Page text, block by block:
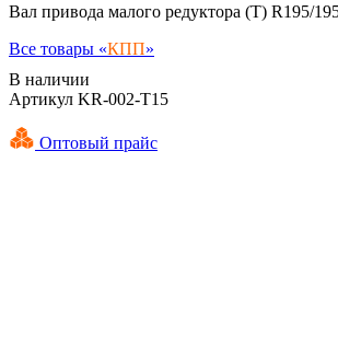
Вал привода малого редуктора (Т) R195/
Все товары «КПП»
В наличии
Артикул KR-002-T15
Оптовый прайс